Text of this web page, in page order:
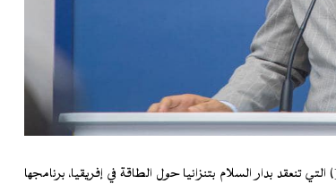
عرضت موريتانيا اليوم، في إطار الشق الوزاري من قمة برنامج مهمة300 (M300) التي تنعقد بدار السلام بتنزانيا حول الطاقة في إفريقيا، برنامجها